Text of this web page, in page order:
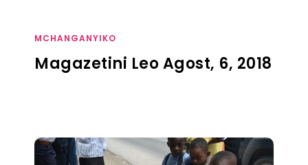
MCHANGANYIKO
Magazetini Leo Agost, 6, 2018